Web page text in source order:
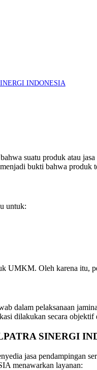
INDONESIA
suatu produk atau
bukti bahwa produk
untuk:
UMKM. Oleh karena itu,
dalam pelaksanaan
dilakukan secara objektif
SINERGI
jasa pendampingan
menawarkan layanan: